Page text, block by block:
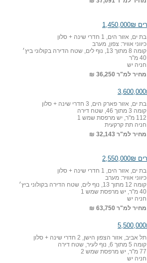
בת ים, אזור הים, 1 חדרי שינה + סלון
כיווני אוויר: צפון, מערב
קומה 8 מתוך 13, נוף לים, שטח הדירה בקולוני ביץ׳
40 מ"ר
חניה יש
מחיר למ"ר 36,250 ₪
בת ים, אזור פארק הים, 3 חדרי שינה + סלון
קומה 3 מתוך 46, שטח דירה
112 מ"ר, יש מרפסת שמש 1
חניה תת קרקעית
מחיר למ"ר 32,143 ₪
בת ים, אזור הים, 1 חדרי שינה + סלון
כיווני אוויר: מערב
קומה 12 מתוך 13, נוף לים, שטח הדירה בקולוני ביץ׳
40 מ"ר, יש מרפסת שמש 1
חניה יש
מחיר למ"ר 63,750 ₪
תל אביב, אזור הצפון הישן, 2 חדרי שינה + סלון
קומה 5 מתוך 6, נוף לעיר, שטח דירה
77 מ"ר, יש מרפסת שמש 2
חניה יש